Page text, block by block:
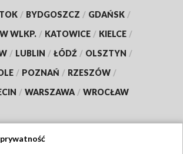
/ BYDGOSZCZ / GDAŃSK /
WLKP. / KATOWICE / KIELCE /
/ LUBLIN / ŁÓDŹ / OLSZTYN /
/ POZNAŃ / RZESZÓW /
/ WARSZAWA / WROCŁAW